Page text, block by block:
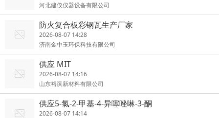
河北建仪仪器设备有限公司
防火复合板彩钢瓦生产厂家
2026-08-07 14:28
济南金中玉环保科技有限公司
供应 MIT
2026-08-07 14:16
山东裕滨新材料有限公司
供应5-氯-2-甲基-4-异噻唑啉-3-酮
2026-08-07 14:14